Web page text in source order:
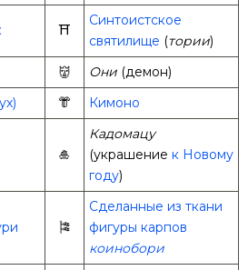
⛩️
Синтоистское
святилище (тории)
👹 Они(демон)
👘 Кимоно
🎍
Кадомацу
(украшение к Новому
году)
🎏
Сделанные из ткани
фигуры карпов
коинобори